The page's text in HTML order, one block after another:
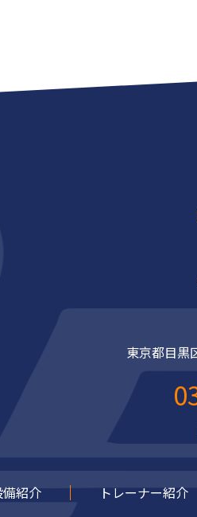
東京都目黒
備紹介 トレーナー紹介